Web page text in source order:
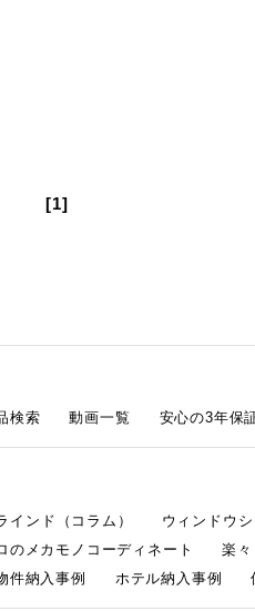
[1]
検索 動画一覧 安心の3年保
インド（コラム） ウィンドウ
のメカモノコーディネート 楽
件納入事例 ホテル納入事例